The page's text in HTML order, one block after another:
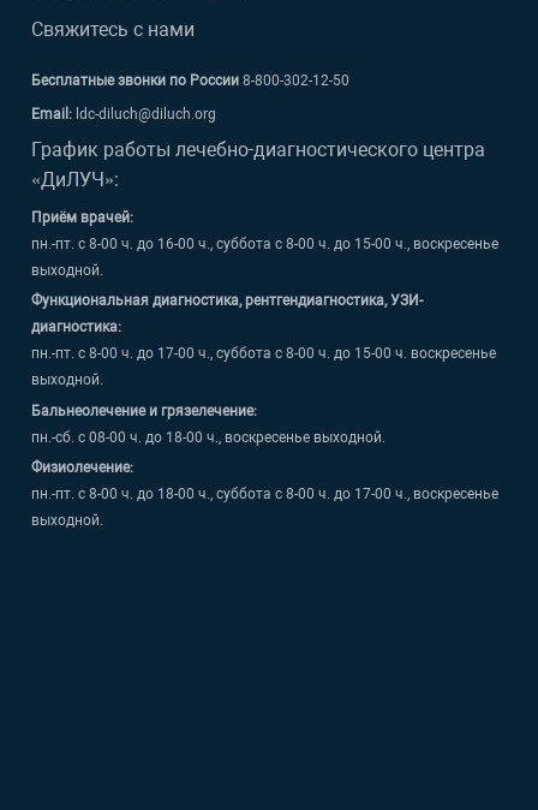
Свяжитесь с нами
Бесплатные звонки по России8-800-302-12-50
Email: ldc-diluch@diluch.org
График работы лечебно-диагностического центра
«ДиЛУЧ»:
Приём врачей:
пн.-пт. с 8-00 ч. до 16-00 ч., суббота с 8-00 ч. до 15-00 ч., воскресенье
выходной.
Функциональная диагностика, рентгендиагностика, УЗИ-
диагностика:
пн.-пт. с 8-00 ч. до 17-00 ч., суббота с 8-00 ч. до 15-00 ч. воскресенье
выходной.
Бальнеолечение и грязелечение:
пн.-сб. с 08-00 ч. до 18-00 ч., воскресенье выходной.
Физиолечение:
пн.-пт. с 8-00 ч. до 18-00 ч., суббота с 8-00 ч. до 17-00 ч., воскресенье
выходной.